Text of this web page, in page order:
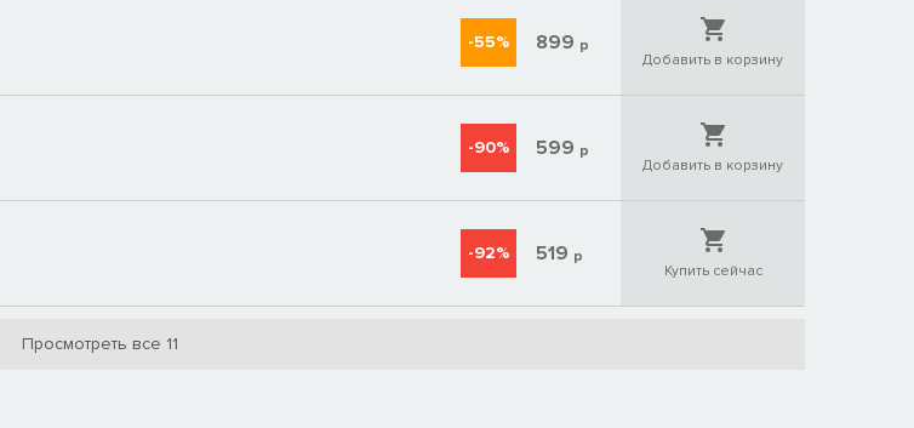
-55% 899 р
Добавить в корзину
-90% 599 р
Добавить в корзину
-92% 519 р
Купить сейчас
Просмотреть все 11